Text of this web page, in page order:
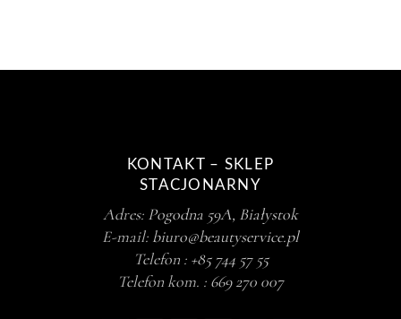
KONTAKT – SKLEP
STACJONARNY
Adres: Pogodna 59A, Białystok
E-mail: biuro@beautyservice.pl
Telefon : +85 744 57 55
Telefon kom. : 669 270 007